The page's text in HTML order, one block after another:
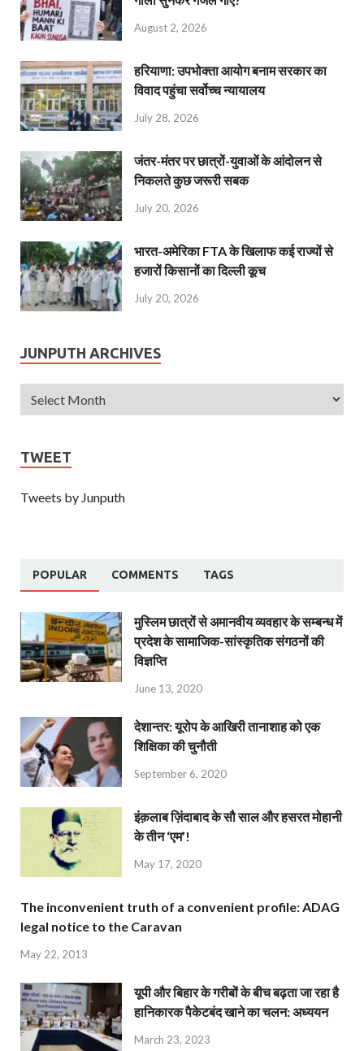
August 2, 2026
हरियाणा: उपभोक्ता आयोग बनाम सरकार का
विवाद पहुंचा सर्वोच्च न्यायालय
July 28, 2026
जंतर-मंतर पर छात्रों-युवाओं के आंदोलन से
निकलते कुछ जरूरी सबक
July 20, 2026
भारत-अमेरिका FTA के खिलाफ कई राज्यों से
हजारों किसानों का दिल्ली कूच
July 20, 2026
JUNPUTH ARCHIVES
TWEET
Tweets by Junputh
POPULAR COMMENTS TAGS
मुस्लिम छात्रों से अमानवीय व्यवहार के सम्बन्ध में
प्रदेश के सामाजिक-सांस्कृतिक संगठनों की
विज्ञप्ति
June 13, 2020
देशान्‍तर: यूरोप के आखिरी तानाशाह को एक
शिक्षिका की चुनौती
September 6, 2020
इंक़लाब ज़िंदाबाद के सौ साल और हसरत मोहानी
के तीन ‘एम’!
May 17, 2020
The inconvenient truth of a convenient profile: ADAG
legal notice to the Caravan
May 22, 2013
यूपी और बिहार के गरीबों के बीच बढ़ता जा रहा है
हानिकारक पैकेटबंद खाने का चलन: अध्ययन
March 23, 2023